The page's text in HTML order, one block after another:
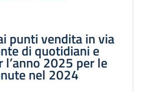
punti vendita in via
di quotidiani e
l’anno 2025 per le
nel 2024